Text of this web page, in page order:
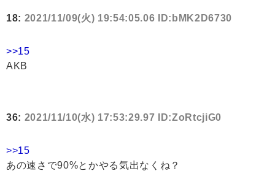
18: 2021/11/09(火) 19:54:05.06 ID:bMK2D6730
>>15
AKB
36: 2021/11/10(水) 17:53:29.97 ID:ZoRtcjiG0
>>15
あの速さで90%とかやる気出なくね？